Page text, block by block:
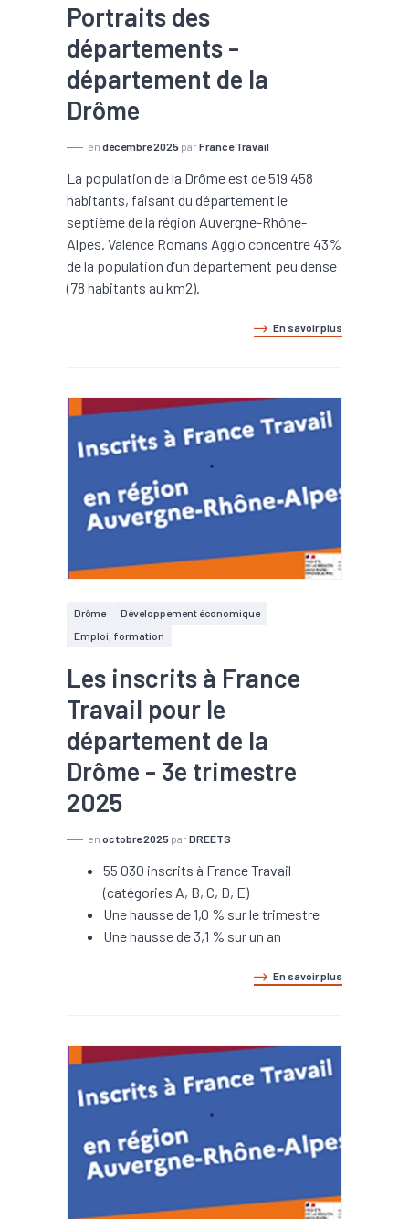
Portraits des
départements -
département de la
Drôme
en décembre 2025 par France Travail
La population de la Drôme est de 519 458
habitants, faisant du département le
septième de la région Auvergne-Rhône-
Alpes. Valence Romans Agglo concentre 43%
de la population d’un département peu dense
(78 habitants au km2).
En savoir plus
Drôme
Développement économique
Emploi, formation
Les inscrits à France
Travail pour le
département de la
Drôme - 3e trimestre
2025
en octobre 2025 par DREETS
55 030 inscrits à France Travail
(catégories A, B, C, D, E)
Une hausse de 1,0 % sur le trimestre
Une hausse de 3,1 % sur un an
En savoir plus